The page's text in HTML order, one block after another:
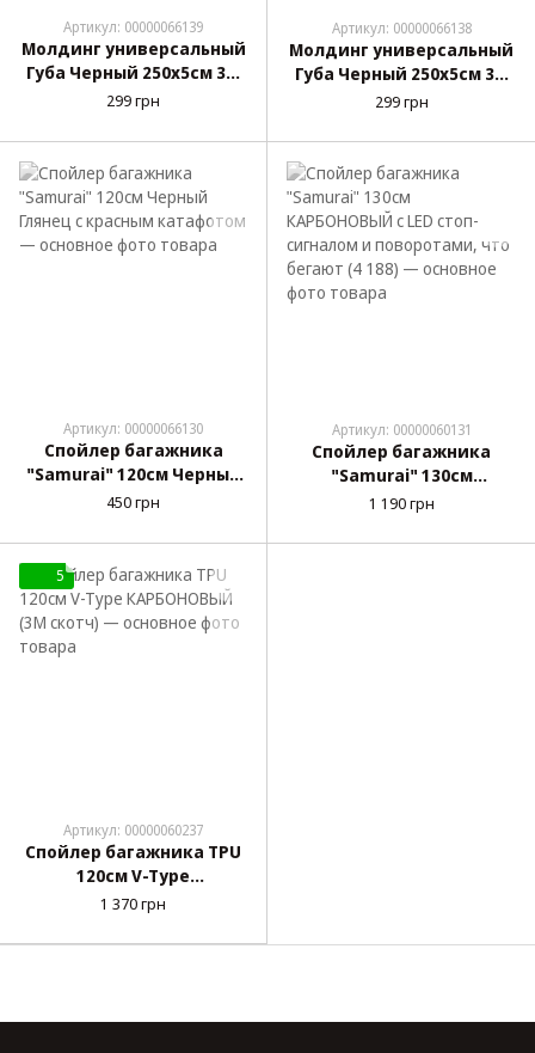
Артикул: 00000066139
Молдинг универсальный
Губа Черный 250х5см 3М
скотч (резиновый)
299 грн
Артикул: 00000066138
Молдинг универсальный
Губа Черный 250х5см 3М
скотч (Пена) (без
299 грн
Артикул: 00000066130
Спойлер багажника
"Samurai" 120см Черный
Глянец с красным
450 грн
Артикул: 00000060131
Спойлер багажника
"Samurai" 130см
КАРБОНОВЫЙ с LED стоп-
что бегают (4 188)
1 190 грн
5
Артикул: 00000060237
Спойлер багажника TPU
120см V-Type
КАРБОНОВЫЙ (3М скотч)
1 370 грн